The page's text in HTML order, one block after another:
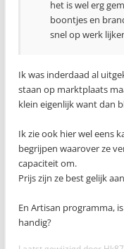
het is wel erg
boontjes en
snel op werk
Ik was inderdaad al
staan op marktplaats
klein eigenlijk want dan
Ik zie ook hier wel eens
begrijpen waarover ze
capaciteit om.
Prijs zijn ze best gelijk
En Artisan programma,
handig?